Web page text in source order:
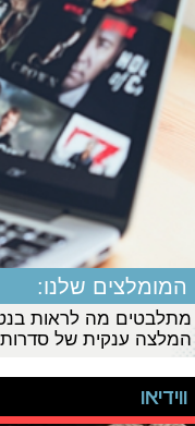
המומלצים שלנו:
מתלבטים מה לראות
המלצה ענקית של סדרות
ווידיאו